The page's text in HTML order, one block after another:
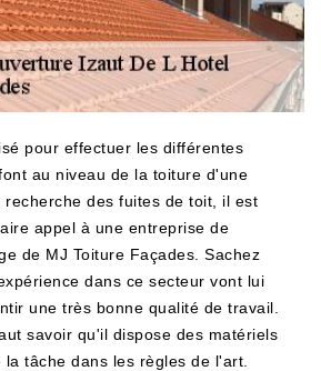
pour effectuer les différentes
au niveau de la toiture d'une
recherche des fuites de toit, il est
appel à une entreprise de
de MJ Toiture Façades. Sachez
dans ce secteur vont lui
une très bonne qualité de travail.
savoir qu'il dispose des matériels
tâche dans les règles de l'art.